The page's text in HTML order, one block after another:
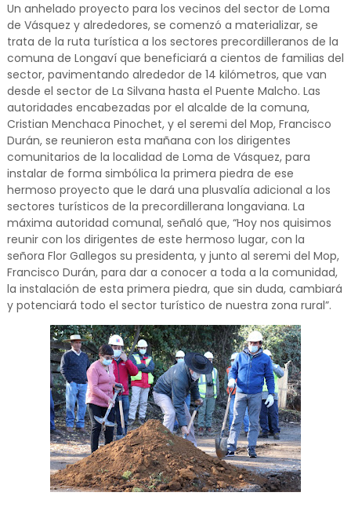
Un anhelado proyecto para los vecinos del sector de Loma
de Vásquez y alrededores, se comenzó a materializar, se
trata de la ruta turística a los sectores precordilleranos de la
comuna de Longaví que beneficiará a cientos de familias del
sector, pavimentando alrededor de 14 kilómetros, que van
desde el sector de La Silvana hasta el Puente Malcho. Las
autoridades encabezadas por el alcalde de la comuna,
Cristian Menchaca Pinochet, y el seremi del Mop, Francisco
Durán, se reunieron esta mañana con los dirigentes
comunitarios de la localidad de Loma de Vásquez, para
instalar de forma simbólica la primera piedra de ese
hermoso proyecto que le dará una plusvalía adicional a los
sectores turísticos de la precordillerana longaviana. La
máxima autoridad comunal, señaló que, “Hoy nos quisimos
reunir con los dirigentes de este hermoso lugar, con la
señora Flor Gallegos su presidenta, y junto al seremi del Mop,
Francisco Durán, para dar a conocer a toda a la comunidad,
la instalación de esta primera piedra, que sin duda, cambiará
y potenciará todo el sector turístico de nuestra zona rural”.